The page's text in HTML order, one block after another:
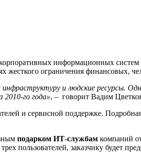
информационных
ограничения финансовых,
и людские ресурсы.
го года», – говорит Вадим
и сервисной поддержке.
подарком ИТ-службам компаний
пользователей, заказчику будет